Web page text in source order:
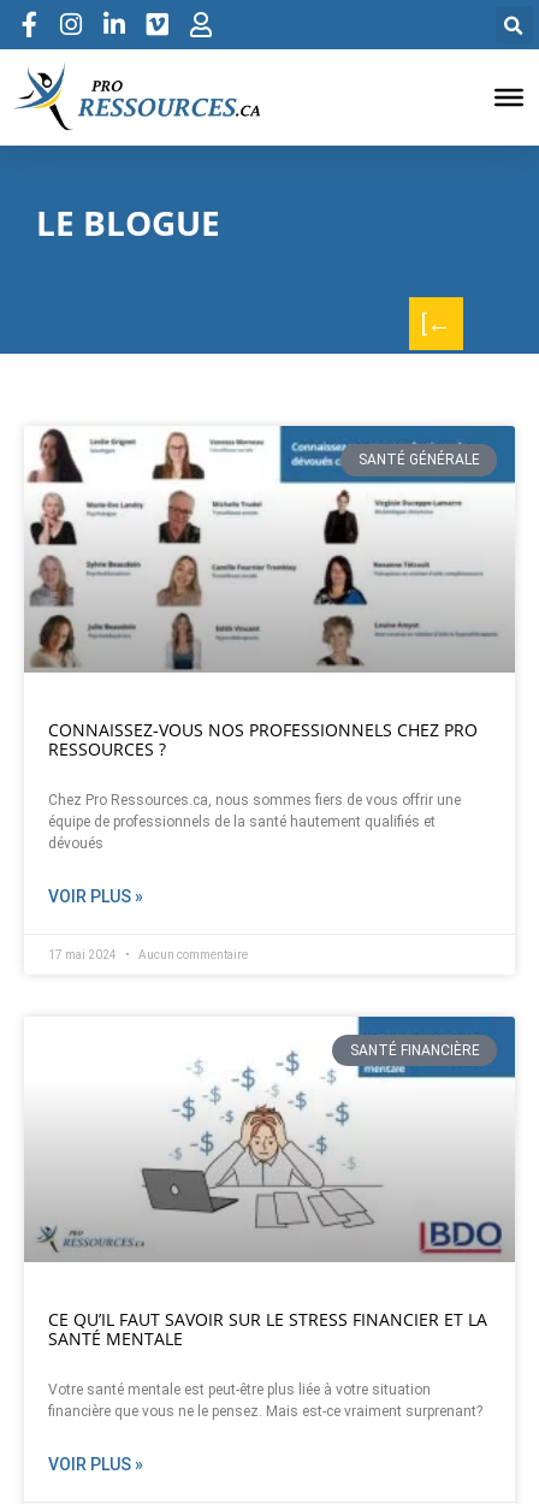
LE BLOGUE
[←
SANTÉ GÉNÉRALE
CONNAISSEZ-VOUS NOS PROFESSIONNELS CHEZ PRO
RESSOURCES ?
Chez Pro Ressources.ca, nous sommes fiers de vous offrir une
équipe de professionnels de la santé hautement qualifiés et
dévoués
VOIR PLUS »
17 mai 2024 Aucun commentaire
SANTÉ FINANCIÈRE
CE QU’IL FAUT SAVOIR SUR LE STRESS FINANCIER ET LA
SANTÉ MENTALE
Votre santé mentale est peut-être plus liée à votre situation
financière que vous ne le pensez. Mais est-ce vraiment surprenant?
VOIR PLUS »